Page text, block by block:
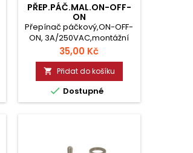
PŘEP.PÁČ.MAL.ON-OFF-
ON
Přepínač páčkový,ON-OFF-
ON, 3A/250VAC,montážní
otvor 6mm, rozměr
12,5x11,5x9,5mm.
Cena
35,00 Kč
 Přidat do košíku
 Dostupné